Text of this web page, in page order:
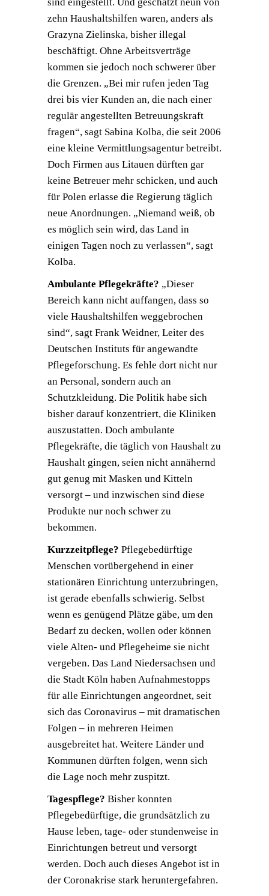
zehn Haushaltshilfen waren, anders als
Grazyna Zielinska, bisher illegal
beschäftigt. Ohne Arbeitsverträge
kommen sie jedoch noch schwerer über
die Grenzen. „Bei mir rufen jeden Tag
drei bis vier Kunden an, die nach einer
regulär angestellten Betreuungskraft
fragen“, sagt Sabina Kolba, die seit 2006
eine kleine Vermittlungsagentur betreibt.
Doch Firmen aus Litauen dürften gar
keine Betreuer mehr schicken, und auch
für Polen erlasse die Regierung täglich
neue Anordnungen. „Niemand weiß, ob
es möglich sein wird, das Land in
einigen Tagen noch zu verlassen“, sagt
Kolba.
Ambulante Pflegekräfte? „Dieser
Bereich kann nicht auffangen, dass so
viele Haushaltshilfen weggebrochen
sind“, sagt Frank Weidner, Leiter des
Deutschen Instituts für angewandte
Pflegeforschung. Es fehle dort nicht nur
an Personal, sondern auch an
Schutzkleidung. Die Politik habe sich
bisher darauf konzentriert, die Kliniken
auszustatten. Doch ambulante
Pflegekräfte, die täglich von Haushalt zu
Haushalt gingen, seien nicht annähernd
gut genug mit Masken und Kitteln
versorgt – und inzwischen sind diese
Produkte nur noch schwer zu
bekommen.
Kurzzeitpflege? Pflegebedürftige
Menschen vorübergehend in einer
stationären Einrichtung unterzubringen,
ist gerade ebenfalls schwierig. Selbst
wenn es genügend Plätze gäbe, um den
Bedarf zu decken, wollen oder können
viele Alten- und Pflegeheime sie nicht
vergeben. Das Land Niedersachsen und
die Stadt Köln haben Aufnahmestopps
für alle Einrichtungen angeordnet, seit
sich das Coronavirus – mit dramatischen
Folgen – in mehreren Heimen
ausgebreitet hat. Weitere Länder und
Kommunen dürften folgen, wenn sich
die Lage noch mehr zuspitzt.
Tagespflege? Bisher konnten
Pflegebedürftige, die grundsätzlich zu
Hause leben, tage- oder stundenweise in
Einrichtungen betreut und versorgt
werden. Doch auch dieses Angebot ist in
der Coronakrise stark heruntergefahren.